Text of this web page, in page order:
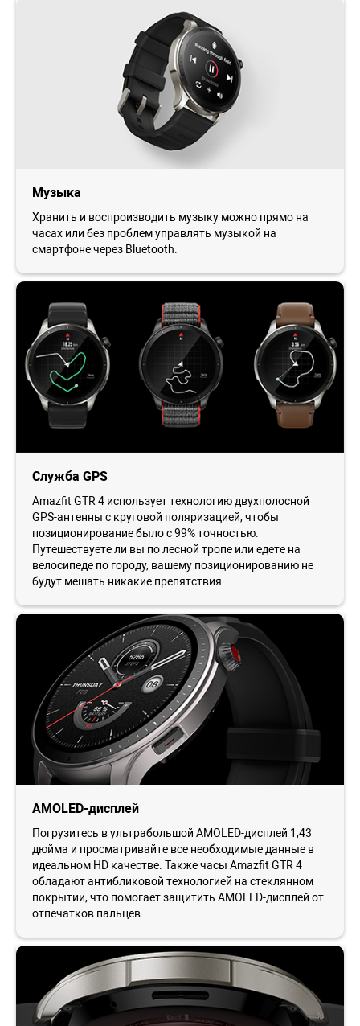
Музыка
Хранить и воспроизводить музыку можно прямо на
часах или без проблем управлять музыкой на
смартфоне через Bluetooth.
Служба GPS
Amazfit GTR 4 использует технологию двухполосной
GPS-антенны с круговой поляризацией, чтобы
позиционирование было с 99% точностью.
Путешествуете ли вы по лесной тропе или едете на
велосипеде по городу, вашему позиционированию не
будут мешать никакие препятствия.
AMOLED-дисплей
Погрузитесь в ультрабольшой AMOLED-дисплей 1,43
дюйма и просматривайте все необходимые данные в
идеальном HD качестве. Также часы Amazfit GTR 4
обладают антибликовой технологией на стеклянном
покрытии, что помогает защитить AMOLED-дисплей от
отпечатков пальцев.